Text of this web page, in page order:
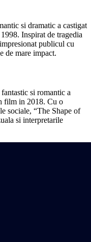
si dramatic a castigat
Inspirat de tragedia
publicul cu
de mare impact.
si romantic a
film in 2018. Cu o
sociale, “The Shape of
si interpretarile